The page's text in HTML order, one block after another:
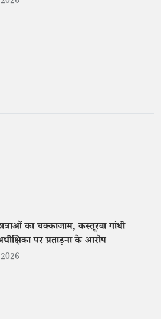
का चक्काजाम, कस्तूरबा गांधी
पर प्रताड़ना के आरोप